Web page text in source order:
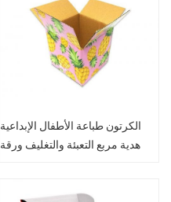
الكرتون طباعة الأطفال الإبداعية
هدية مربع التعبئة والتغليف ورقة